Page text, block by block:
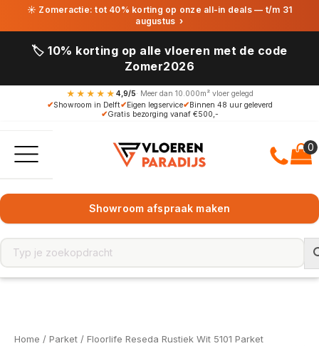
☀ Zomeractie: tot 40% korting op onze all-in deals — t/m 31
augustus ›
🏷️ 10% korting op alle vloeren met de code
Zomer2026
★★★★★ 4,9/5· Meer dan 10.000m² vloer gelegd
✔Showroom in Delft✔Eigen legservice✔Binnen 48 uur geleverd
✔Gratis bezorging vanaf €500,-
Showroom afspraak maken
Home / Parket / Floorlife Reseda Rustiek Wit 5101 Parket